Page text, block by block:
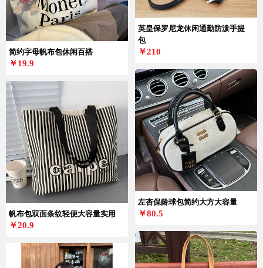
简约字母帆布包休闲百搭
￥19.9
帆布包双面条纹轻便大容量实用
￥20.9
英皇保罗尼龙休闲通勤防泼手提
包
￥210
左杏保龄球包简约大方大容量
￥80.5